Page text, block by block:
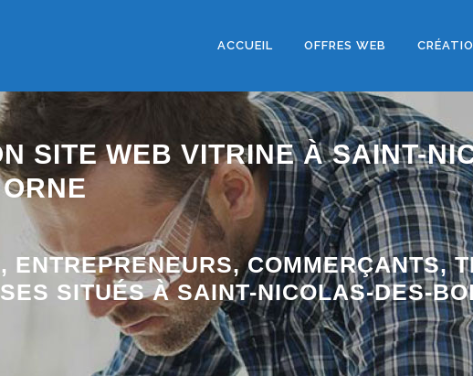
ACCUEIL OFFRES WEB
SITE WEB VITRINE À SAINT-
ENTREPRENEURS, COMMERÇANTS,
SITUÉS À SAINT-NICOLAS-DES-